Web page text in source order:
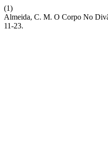
(1)
Almeida, C. M. O Corpo No
11-23.